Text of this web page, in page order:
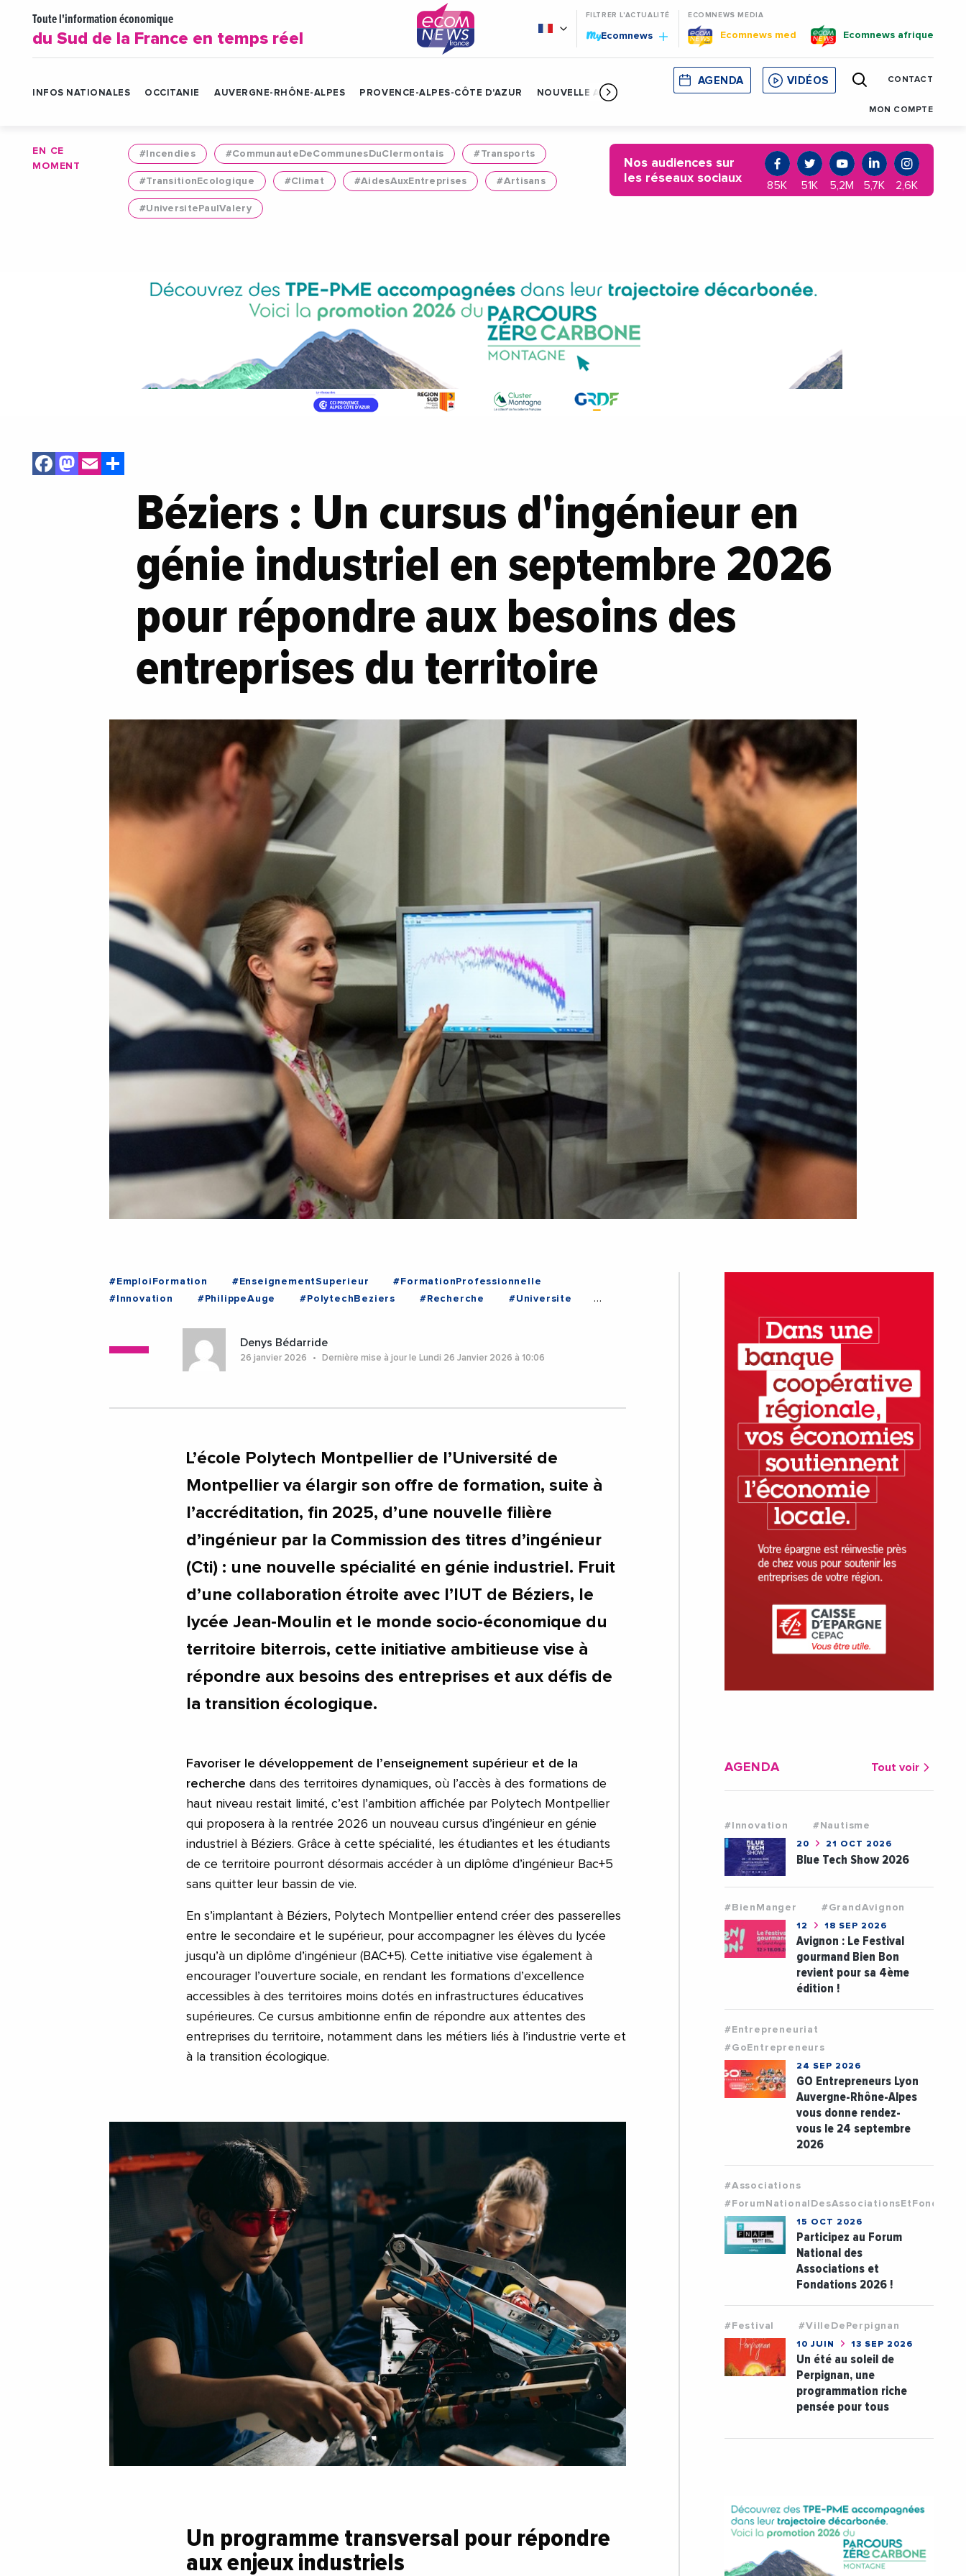
Toute l'information économique
du Sud de la France en temps réel
FILTRER L'ACTUALITÉ
MyEcomnews
ECOMNEWS MEDIA
Ecomnews med Ecomnews afrique
INFOS NATIONALES OCCITANIE AUVERGNE-RHÔNE-ALPES PROVENCE-ALPES-CÔTE D'AZUR NOUVELLE AQUITAINE CORSE MONACO CATALOGNE
AGENDA VIDÉOS CONTACT
MON COMPTE
EN CE
MOMENT
#Incendies #CommunauteDeCommunesDuClermontais #Transports
#TransitionEcologique #Climat #AidesAuxEntreprises #Artisans
#UniversitePaulValery
Nos audiences sur
les réseaux sociaux
85K 51K 5,2M 5,7K 2,6K
Facebook
Mastodon
Email
Béziers : Un cursus d'ingénieur en
génie industriel en septembre 2026
pour répondre aux besoins des
entreprises du territoire
#EmploiFormation #EnseignementSuperieur
#FormationProfessionnelle
#Innovation
#PhilippeAuge #PolytechBeziers #Recherche
#Universite
Denys Bédarride
26 janvier 2026 Dernière mise à jour le Lundi 26 Janvier 2026 à 10:06
L’école Polytech Montpellier de l’Université de
Montpellier va élargir son offre de formation, suite à
l’accréditation, fin 2025, d’une nouvelle filière
d’ingénieur par la Commission des titres d’ingénieur
(Cti) : une nouvelle spécialité en génie industriel. Fruit
d’une collaboration étroite avec l’IUT de Béziers, le
lycée Jean-Moulin et le monde socio-économique du
territoire biterrois, cette initiative ambitieuse vise à
répondre aux besoins des entreprises et aux défis de
la transition écologique.
Favoriser le développement de l’enseignement supérieur et de la
recherche dans des territoires dynamiques, où l’accès à des formations de
haut niveau restait limité, c’est l’ambition affichée par Polytech Montpellier
qui proposera à la rentrée 2026 un nouveau cursus d’ingénieur en génie
industriel à Béziers. Grâce à cette spécialité, les étudiantes et les étudiants
de ce territoire pourront désormais accéder à un diplôme d’ingénieur Bac+5
sans quitter leur bassin de vie.
En s’implantant à Béziers, Polytech Montpellier entend créer des passerelles
entre le secondaire et le supérieur, pour accompagner les élèves du lycée
jusqu’à un diplôme d’ingénieur (BAC+5). Cette initiative vise également à
encourager l’ouverture sociale, en rendant les formations d’excellence
accessibles à des territoires moins dotés en infrastructures éducatives
supérieures. Ce cursus ambitionne enfin de répondre aux attentes des
entreprises du territoire, notamment dans les métiers liés à l’industrie verte et
à la transition écologique.
Un programme transversal pour répondre
aux enjeux industriels
AGENDA Tout voir
#Innovation #Nautisme
20 21 OCT 2026
Blue Tech Show 2026
#BienManger #GrandAvignon
12 18 SEP 2026
Avignon : Le Festival
gourmand Bien Bon
revient pour sa 4ème
édition !
#Entrepreneuriat
#GoEntrepreneurs
24 SEP 2026
GO Entrepreneurs Lyon
Auvergne-Rhône-Alpes
vous donne rendez-
vous le 24 septembre
2026
#Associations
15 OCT 2026
Participez au Forum
National des
Associations et
Fondations 2026 !
#Festival #VilleDePerpignan
10 JUIN 13 SEP 2026
Un été au soleil de
Perpignan, une
programmation riche
pensée pour tous